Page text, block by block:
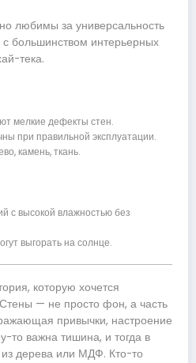
любимы за универсальность
большинством интерьерных
тека.
мелкие дефекты стен.
при правильной эксплуатации.
камень, ткань.
с высокой влажностью без
выгорать на солнце.
которую хочется
Стены — не просто фон, а часть
привычки, настроение
то важна тишина, и тогда в
дерева или МДФ. Кто-то